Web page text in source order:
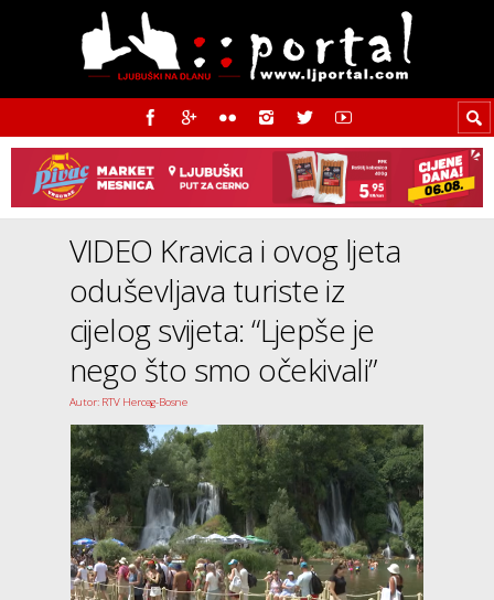
VIDEO Kravica i ovog ljeta
oduševljava turiste iz
cijelog svijeta: “Ljepše je
nego što smo očekivali”
Autor: RTV Herceg-Bosne